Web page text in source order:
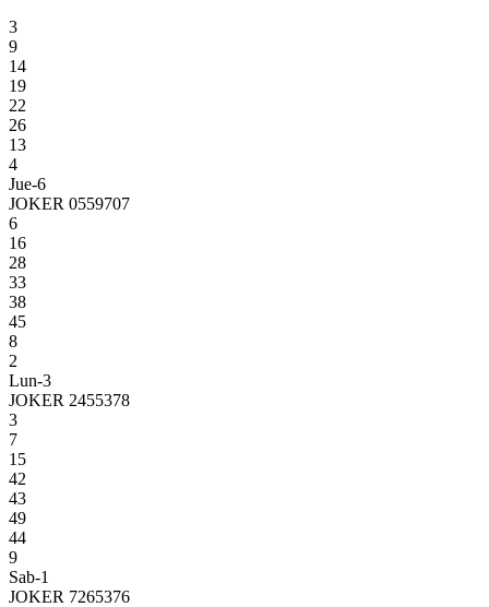
3
9
14
19
22
26
13
4
Jue-6
JOKER 0559707
6
16
28
33
38
45
8
2
Lun-3
JOKER 2455378
3
7
15
42
43
49
44
9
Sab-1
JOKER 7265376